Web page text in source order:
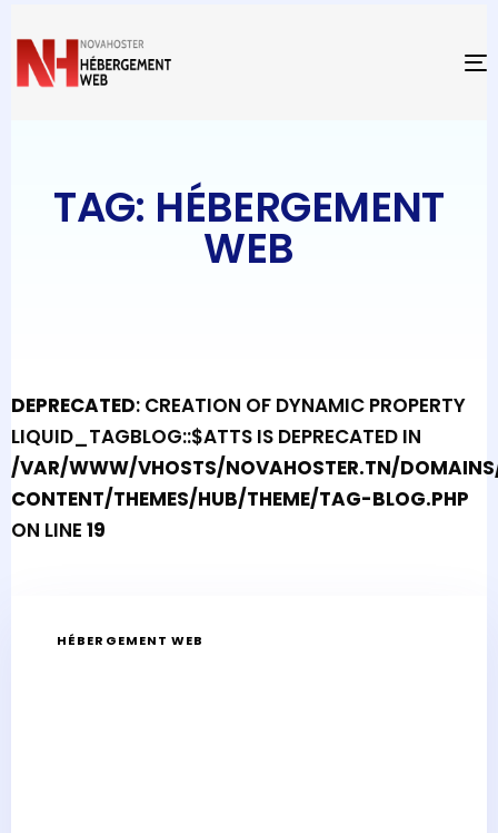
TAG: HÉBERGEMENT
WEB
DEPRECATED: CREATION OF DYNAMIC PROPERTY
LIQUID_TAGBLOG::$ATTS IS DEPRECATED IN
/VAR/WWW/VHOSTS/NOVAHOSTER.TN/
CONTENT/THEMES/HUB/THEME/TAG-BLOG.PHP
ON LINE 19
HÉBERGEMENT WEB